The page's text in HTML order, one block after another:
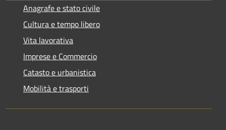
Anagrafe e stato civile
Cultura e tempo libero
Vita lavorativa
Imprese e Commercio
Catasto e urbanistica
Mobilità e trasporti